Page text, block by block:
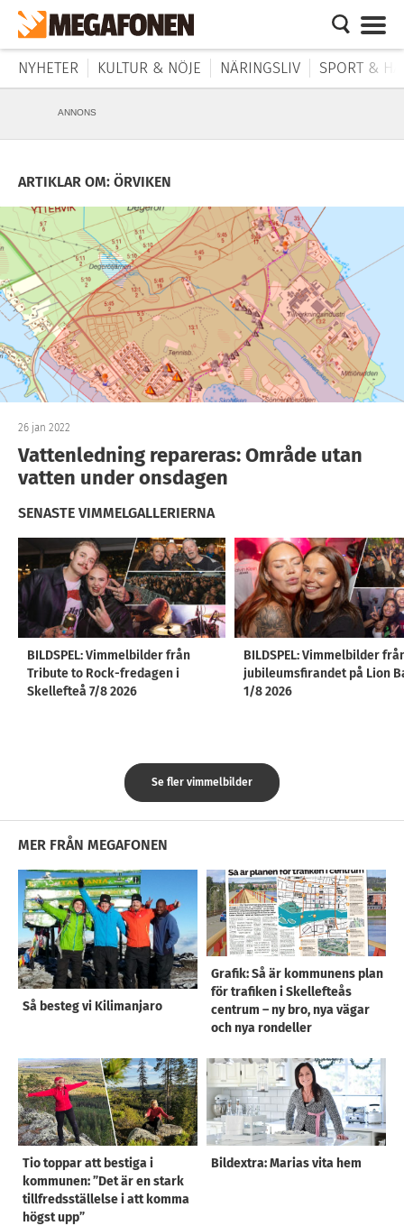
NYHETER KULTUR & NÖJE NÄRINGSLIV SPORT &
ANNONS
ARTIKLAR OM: ÖRVIKEN
26 jan 2022
Vattenledning repareras: Område utan
vatten under onsdagen
SENASTE VIMMELGALLERIERNA
BILDSPEL: Vimmelbilder från
Tribute to Rock-fredagen i
Skellefteå 7/8 2026
BILDSPEL: Vimmelbilder
jubileumsfirandet på Lion
1/8 2026
Se fler vimmelbilder
MER FRÅN MEGAFONEN
Så besteg vi Kilimanjaro
Grafik: Så är kommunens plan
för trafiken i Skellefteås
centrum – ny bro, nya vägar
och nya rondeller
Tio toppar att bestiga i
kommunen: ”Det är en stark
tillfredsställelse i att komma
högst upp”
Bildextra: Marias vita hem